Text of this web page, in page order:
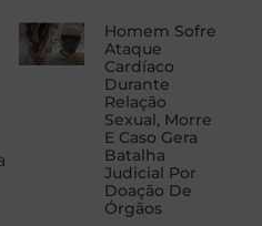
Homem Sofre
Ataque
Cardíaco
Durante
Relação
Sexual, Morre
E Caso Gera
Batalha
Judicial Por
Doação De
Órgãos